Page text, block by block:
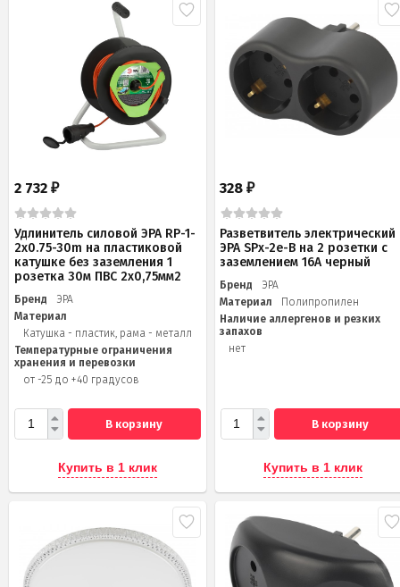
2 732 ₽
Удлинитель силовой ЭРА RP-1-
2x0.75-30m на пластиковой
катушке без заземления 1
розетка 30м ПВС 2х0,75мм2
Бренд
ЭРА
Материал
Катушка - пластик, рама - металл
Температурные ограничения
хранения и перевозки
от -25 до +40 градусов
В корзину
Купить в 1 клик
328₽
Разветвитель электрический
ЭРА SPx-2e-B на 2 розетки с
заземлением 16А черный
Бренд
ЭРА
Материал
Полипропилен
Наличие аллергенов и резких
запахов
нет
В корзину
Купить в 1 клик